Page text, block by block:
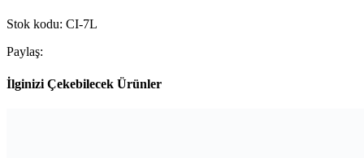
Stok kodu: CI-7L
Paylaş:
İlginizi Çekebilecek Ürünler